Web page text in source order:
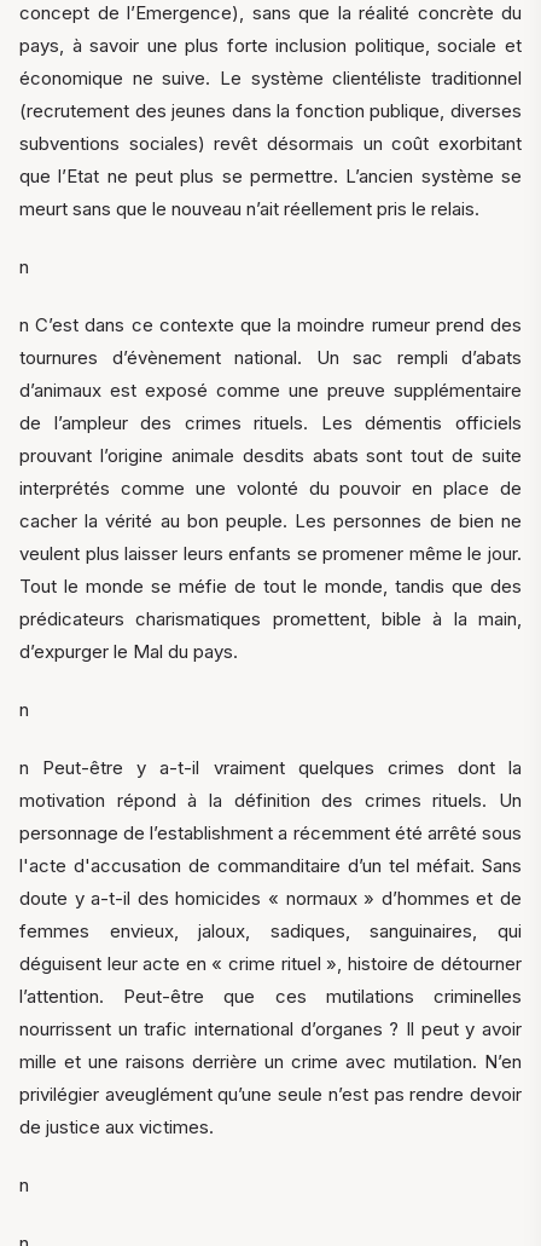
concept de l’Emergence), sans que la réalité concrète du
pays, à savoir une plus forte inclusion politique, sociale et
économique ne suive. Le système clientéliste traditionnel
(recrutement des jeunes dans la fonction publique, diverses
subventions sociales) revêt désormais un coût exorbitant
que l’Etat ne peut plus se permettre. L’ancien système se
meurt sans que le nouveau n’ait réellement pris le relais.
n
n C’est dans ce contexte que la moindre rumeur prend des
tournures d’évènement national. Un sac rempli d’abats
d’animaux est exposé comme une preuve supplémentaire
de l’ampleur des crimes rituels. Les démentis officiels
prouvant l’origine animale desdits abats sont tout de suite
interprétés comme une volonté du pouvoir en place de
cacher la vérité au bon peuple. Les personnes de bien ne
veulent plus laisser leurs enfants se promener même le jour.
Tout le monde se méfie de tout le monde, tandis que des
prédicateurs charismatiques promettent, bible à la main,
d’expurger le Mal du pays.
n
n Peut-être y a-t-il vraiment quelques crimes dont la
motivation répond à la définition des crimes rituels. Un
personnage de l’establishment a récemment été arrêté sous
l'acte d'accusation de commanditaire d’un tel méfait. Sans
doute y a-t-il des homicides « normaux » d’hommes et de
femmes envieux, jaloux, sadiques, sanguinaires, qui
déguisent leur acte en « crime rituel », histoire de détourner
l’attention. Peut-être que ces mutilations criminelles
nourrissent un trafic international d’organes ? Il peut y avoir
mille et une raisons derrière un crime avec mutilation. N’en
privilégier aveuglément qu’une seule n’est pas rendre devoir
de justice aux victimes.
n